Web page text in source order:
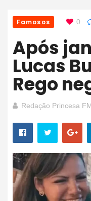
Famosos 0
Após jantar juntos,
Lucas
Rego
Redação Princesa